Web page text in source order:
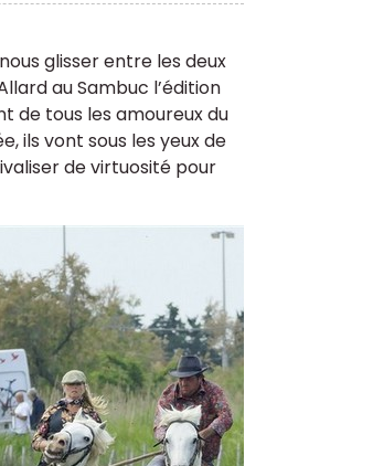
glisser entre les deux
au Sambuc l’édition
de tous les amoureux du
ils vont sous les yeux de
de virtuosité pour